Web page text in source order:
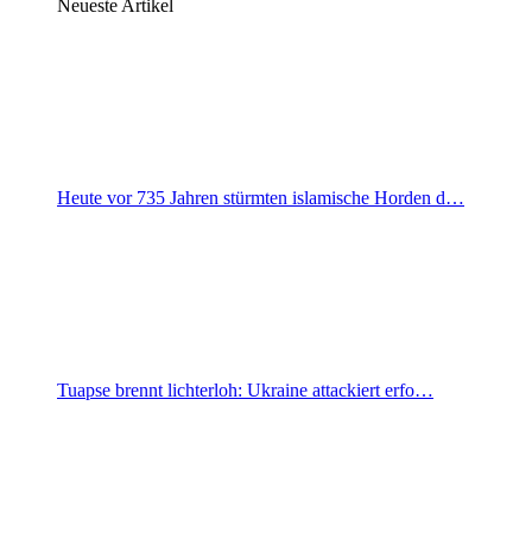
Neueste Artikel
Heute vor 735 Jahren stürmten islamische Horden d…
Tuapse brennt lichterloh: Ukraine attackiert erfo…